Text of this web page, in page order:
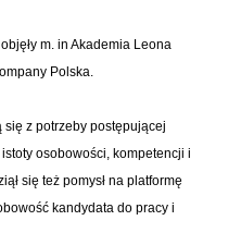
m. in Akademia Leona
Polska.
z potrzeby postępującej
osobowości, kompetencji i
się też pomysł na platformę
kandydata do pracy i